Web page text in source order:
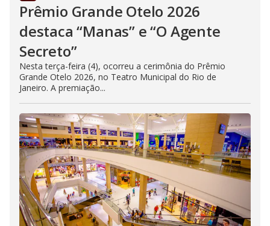
Prêmio Grande Otelo 2026
destaca “Manas” e “O Agente
Secreto”
Nesta terça-feira (4), ocorreu a cerimônia do Prêmio
Grande Otelo 2026, no Teatro Municipal do Rio de
Janeiro. A premiação...